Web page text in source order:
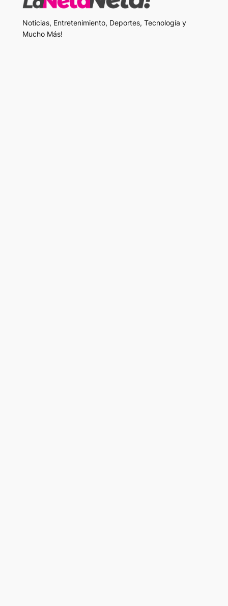
Noticias, Entretenimiento, Deportes, Tecnología y
Mucho Más!